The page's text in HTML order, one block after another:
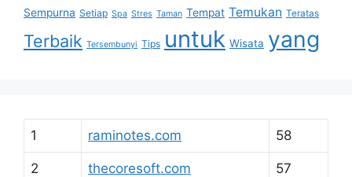
Sempurna Setiap Spa Stres Taman Tempat Temukan Teratas
Terbaik Tersembunyi Tips untuk Wisata yang
1 raminotes.com 58
2 thecoresoft.com 57